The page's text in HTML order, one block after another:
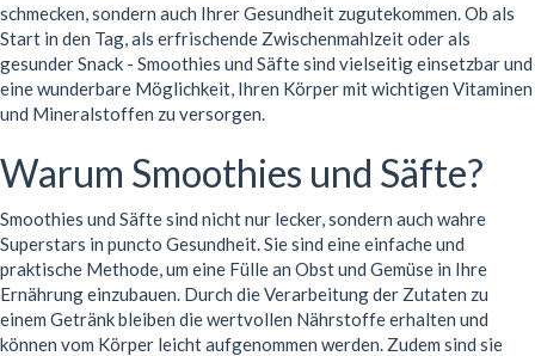
schmecken, sondern auch Ihrer Gesundheit zugutekommen. Ob als
Start in den Tag, als erfrischende Zwischenmahlzeit oder als
gesunder Snack - Smoothies und Säfte sind vielseitig einsetzbar und
eine wunderbare Möglichkeit, Ihren Körper mit wichtigen Vitaminen
und Mineralstoffen zu versorgen.
Warum Smoothies und Säfte?
Smoothies und Säfte sind nicht nur lecker, sondern auch wahre
Superstars in puncto Gesundheit. Sie sind eine einfache und
praktische Methode, um eine Fülle an Obst und Gemüse in Ihre
Ernährung einzubauen. Durch die Verarbeitung der Zutaten zu
einem Getränk bleiben die wertvollen Nährstoffe erhalten und
können vom Körper leicht aufgenommen werden. Zudem sind sie